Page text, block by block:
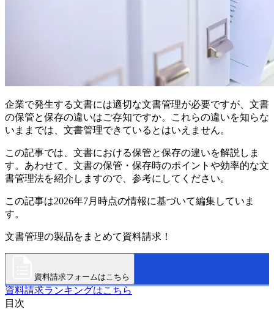
企業で発生する文書には適切な文書管理が必要ですが、文書
の保管と保存の違いはご存知ですか。これらの違いを知らな
いままでは、文書管理できているとはいえません。
この記事では、文書における保管と保存の違いを解説しま
す。あわせて、文書の保管・保存時のポイントや効率的な文
書管理法を紹介しますので、参考にしてください。
この記事は2026年7月時点の情報に基づいて編集していま
す。
文書管理の製品をまとめて資料請求！
資料請求フォームはこちら
資料請求ランキングはこちら
目次